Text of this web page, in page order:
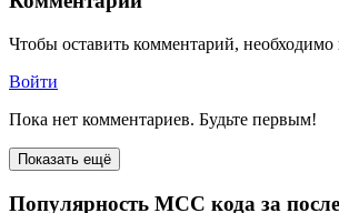
Чтобы оставить комментарий, необходимо
Войти
Пока нет комментариев. Будьте первым!
Показать ещё
Популярность MCC кода за